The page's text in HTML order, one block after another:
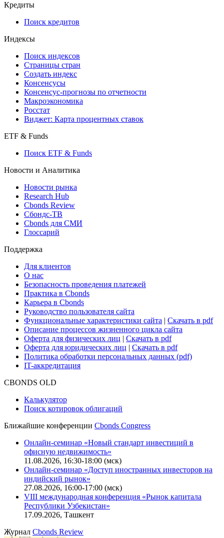
Кредиты
Поиск кредитов
Индексы
Поиск индексов
Страницы стран
Создать индекс
Консенсусы
Консенсус-прогнозы по отчетности
Макроэкономика
Росстат
Виджет: Карта процентных ставок
ETF & Funds
Поиск ETF & Funds
Новости и Аналитика
Новости рынка
Research Hub
Cbonds Review
Сбондс-ТВ
Cbonds для СМИ
Глоссарий
Поддержка
Для клиентов
О нас
Безопасность проведения платежей
Практика в Cbonds
Карьера в Cbonds
Руководство пользователя сайта
Функциональные характеристики сайта | Скачать в pdf
Описание процессов жизненного цикла сайта
Оферта для физических лиц | Скачать в pdf
Оферта для юридических лиц | Скачать в pdf
Политика обработки персональных данных (pdf)
IT-аккредитация
CBONDS OLD
Калькулятор
Поиск котировок облигаций
Ближайшие конференции Cbonds Congress
Онлайн-семинар «Новый стандарт инвестиций в
офисную недвижимость»
11.08.2026, 16:30-18:00 (мск)
Онлайн-семинар «Доступ иностранных инвесторов на
индийский рынок»
27.08.2026, 16:00-17:00 (мск)
VIII международная конференция «Рынок капитала
Республики Узбекистан»
17.09.2026, Ташкент
Журнал Cbonds Review